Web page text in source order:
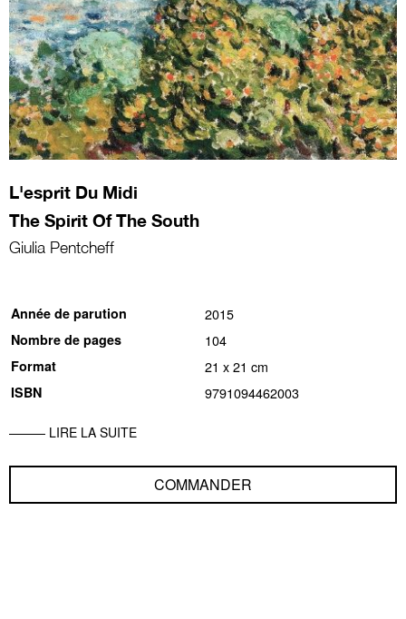
L'esprit Du Midi
The Spirit Of The South
Giulia Pentcheff
Année de parution 2015
Nombre de pages 104
Format 21 x 21 cm
ISBN 9791094462003
LIRE LA SUITE
COMMANDER